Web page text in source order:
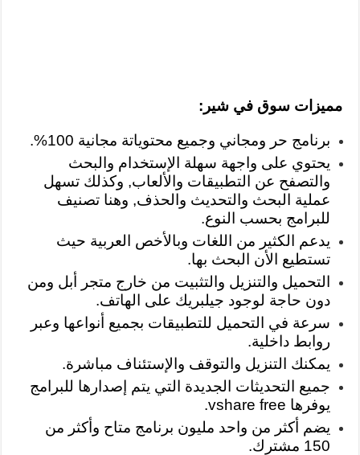
مميزات سوق في شير:
برنامج حر ومجاني وجميع محتوياتة مجانية 100%.
يحتوي على واجهة سهلة الإستخدام والبحث
والتصفح عن التطبيقات والألعاب, وكذلك تسهل
عملية البحث والتحديث والحذف, وهنا تصنيف
للبرامج بحسب النوع.
يدعم الكثير من اللغات وبالأخص العربية حيث
تستطيع الأن البحث بها.
التحميل والتنزيل والتثبيت من خارج متجر أبل ومن
دون حاجة لوجود جيلبريك على الهاتف.
سرعة في التحميل للتطبيقات بجميع أنواعها وعبر
روابط داخلية.
يمكنك التنزيل والتوقف والإستئناف مباشرة.
جميع التحديثات الجديدة التي يتم إصدارها للبرامج
يوفرها vshare free.
يضم أكثر من واحد مليون برنامج متاح وأكثر من
150 مشترك.